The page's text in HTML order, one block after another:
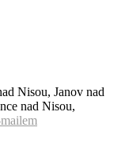
Nisou, Janov nad
nad Nisou,